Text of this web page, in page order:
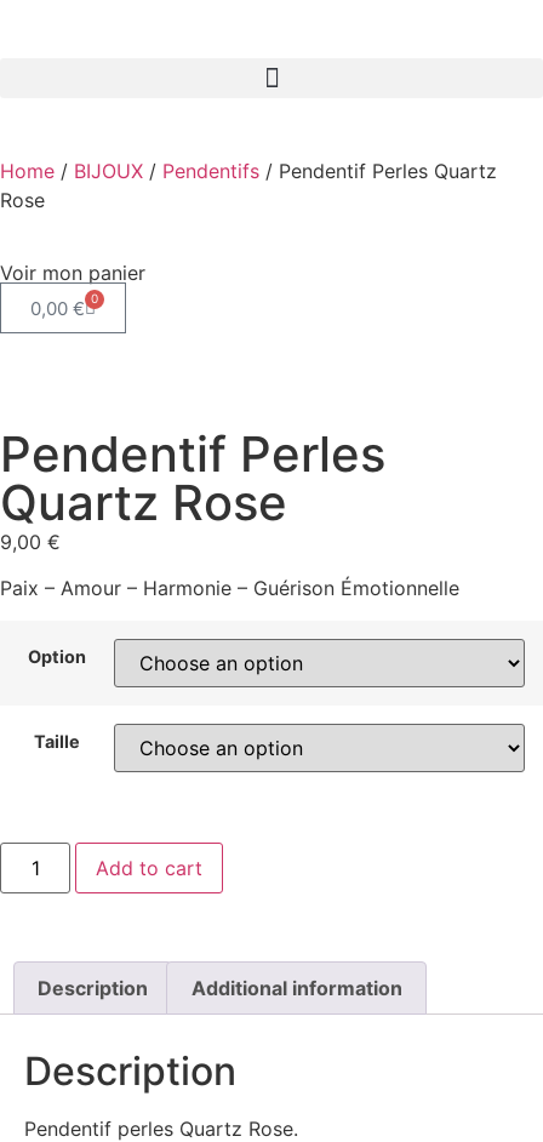
Home / BIJOUX / Pendentifs / Pendentif Perles Quartz
Rose
Voir mon panier
0,00 € 0
Pendentif Perles
Quartz Rose
9,00 €
Paix – Amour – Harmonie – Guérison Émotionnelle
Option
Taille
Add to cart
Description Additional information
Description
Pendentif perles Quartz Rose.